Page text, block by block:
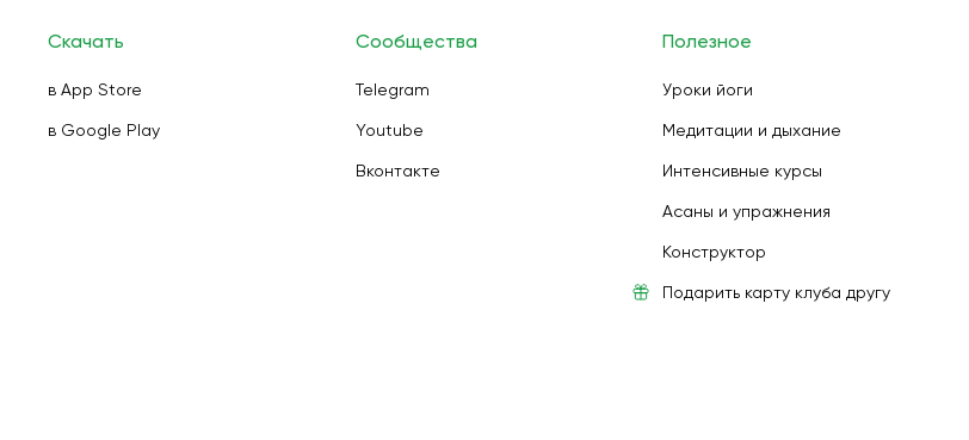
Скачать
в App Store
в Google Play
Сообщества
Telegram
Youtube
Вконтакте
Полезное
Уроки йоги
Медитации и дыхание
Интенсивные курсы
Асаны и упражнения
Конструктор
Подарить карту клуба другу